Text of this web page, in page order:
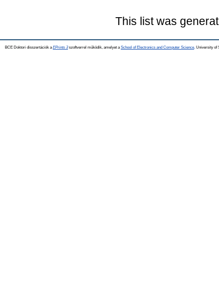
This list was
BCE Doktori disszertációk a EPrints 3szoftverrel működik, amelyet a School of Electronics and Computer Science, University of